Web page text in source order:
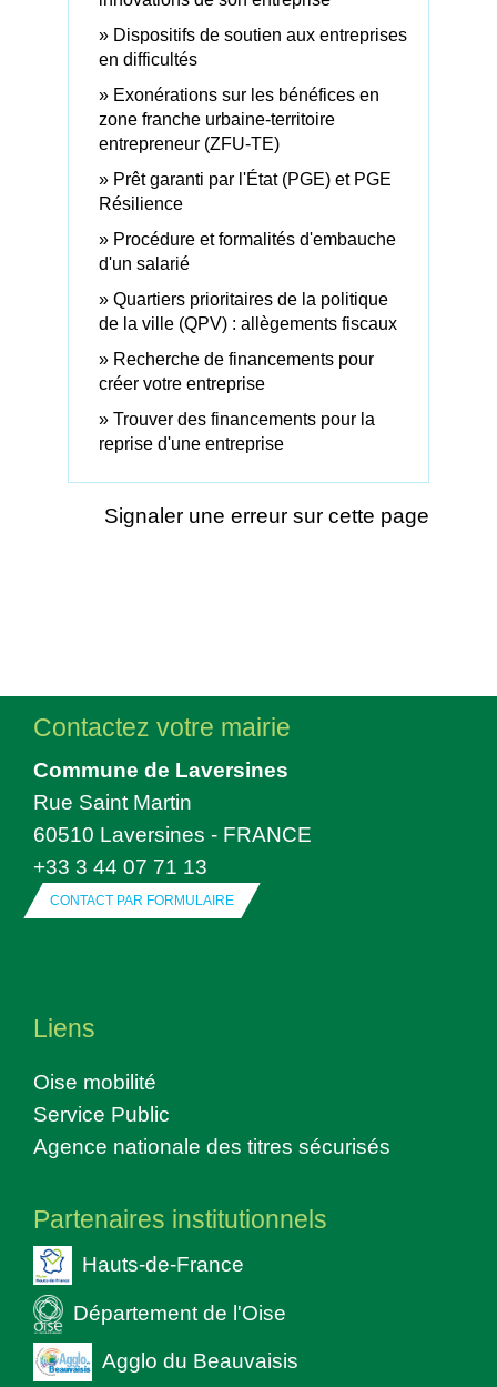
Dispositifs de soutien aux entreprises
en difficultés
Exonérations sur les bénéfices en
zone franche urbaine-territoire
entrepreneur (ZFU-TE)
Prêt garanti par l'État (PGE) et PGE
Résilience
Procédure et formalités d'embauche
d'un salarié
Quartiers prioritaires de la politique
de la ville (QPV) : allègements fiscaux
Recherche de financements pour
créer votre entreprise
Trouver des financements pour la
reprise d'une entreprise
Signaler une erreur sur cette page
Contactez votre mairie
Commune de Laversines
Rue Saint Martin
60510 Laversines - FRANCE
+33 3 44 07 71 13
CONTACT PAR FORMULAIRE
Liens
Oise mobilité
Service Public
Agence nationale des titres sécurisés
Partenaires institutionnels
Hauts-de-France
Département de l'Oise
Agglo du Beauvaisis